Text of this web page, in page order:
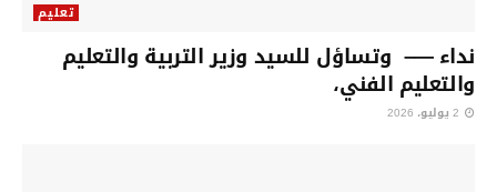
تعليم
نداء —– وتساؤل للسيد وزير التربية والتعليم
والتعليم الفني،